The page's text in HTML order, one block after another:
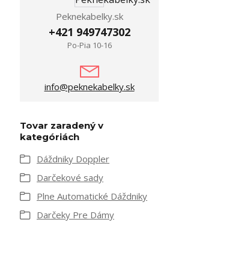
Peknekabelky.sk
+421 949747302
Po-Pia 10-16
info@peknekabelky.sk
Tovar zaradený v
kategóriách
Dáždniky Doppler
Darčekové sady
Plne Automatické Dáždniky
Darčeky Pre Dámy